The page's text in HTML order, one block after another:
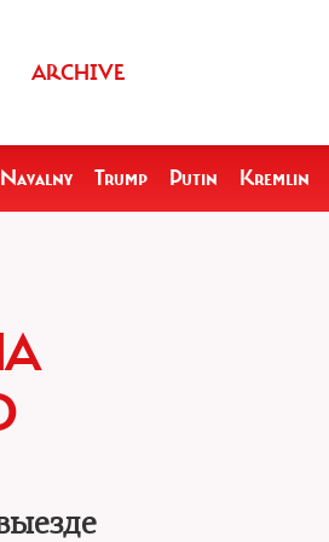
ARCHIVE
Navalny Trump Putin Kremlin